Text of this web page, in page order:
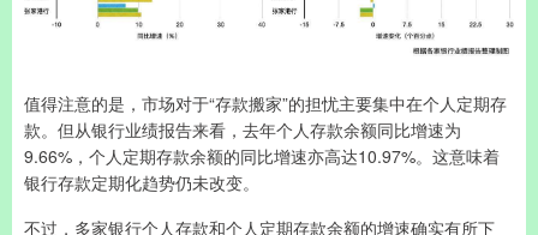
值得注意的是，市场对于“存款搬家”的担忧主要集中在个人定期存
款。但从银行业绩报告来看，去年个人存款余额同比增速为
9.66%，个人定期存款余额的同比增速亦高达10.97%。这意味着
银行存款定期化趋势仍未改变。
不过，多家银行个人存款和个人定期存款余额的增速确实有所下